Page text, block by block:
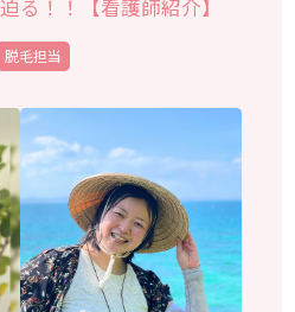
る！！【看護師紹介】
脱毛担当